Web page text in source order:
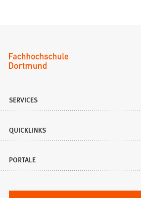
SERVICES
QUICKLINKS
PORTALE